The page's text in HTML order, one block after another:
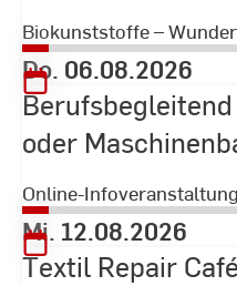
Biokunststoffe –
Do. 06.08.2026
oder
Online-Infoveranstaltung
Mi. 12.08.2026
Textil Repair Café